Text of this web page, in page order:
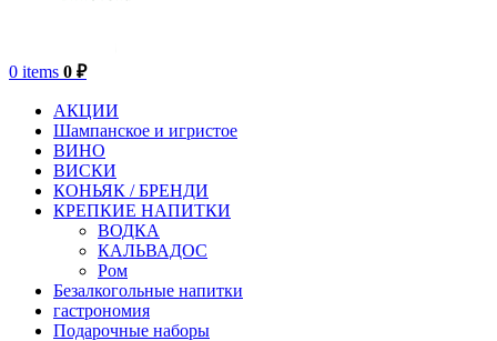
0 items 0 ₽
АКЦИИ
Шампанское и игристое
ВИНО
ВИСКИ
КОНЬЯК / БРЕНДИ
КРЕПКИЕ НАПИТКИ
ВОДКА
КАЛЬВАДОС
Ром
Безалкогольные напитки
гастрономия
Подарочные наборы